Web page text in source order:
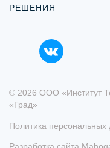
РЕШЕНИЯ
© 2026 ООО «Институт
«Град»
Политика персональных